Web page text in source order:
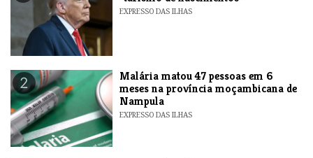
EXPRESSO DAS ILHAS
2
​Malária matou 47 pessoas em 6
meses na província moçambicana de
Nampula
EXPRESSO DAS ILHAS